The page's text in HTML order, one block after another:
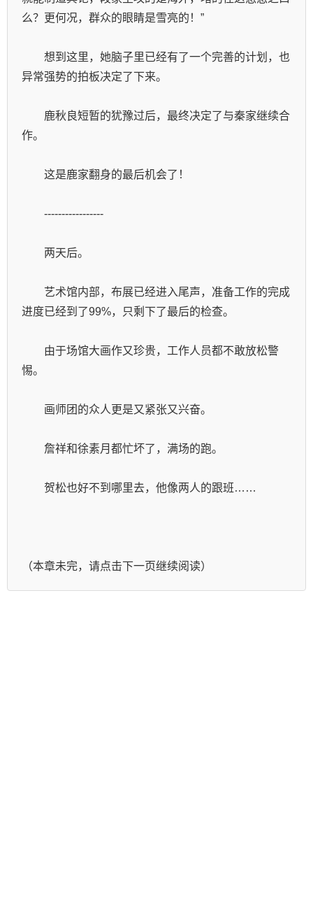
么？更何况，群众的眼睛是雪亮的！”
想到这里，她脑子里已经有了一个完善的计划，也
异常强势的拍板决定了下来。
鹿秋良短暂的犹豫过后，最终决定了与秦家继续合
作。
这是鹿家翻身的最后机会了！
-----------------
两天后。
艺术馆内部，布展已经进入尾声，准备工作的完成
进度已经到了99%，只剩下了最后的检查。
由于场馆大画作又珍贵，工作人员都不敢放松警
惕。
画师团的众人更是又紧张又兴奋。
詹祥和徐素月都忙坏了，满场的跑。
贺松也好不到哪里去，他像两人的跟班……
（本章未完，请点击下一页继续阅读）